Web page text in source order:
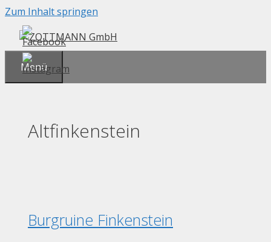
Zum Inhalt springen
Menü
Altfinkenstein
Burgruine Finkenstein